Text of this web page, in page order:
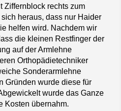
Ziffernblock rechts zum
heraus, dass nur Haider
helfen wird. Nachdem wir
die kleinen Restfinger der
auf der Armlehne
Orthopädietechniker
Sonderarmlehne
Gründen wurde diese für
wurde das Ganze
Kosten übernahm.